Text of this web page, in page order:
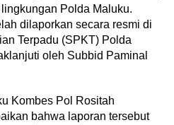
Polda Maluku.
dilaporkan secara resmi di
Terpadu (SPKT) Polda
oleh Subbid Paminal
Kombes Pol Rositah
bahwa laporan tersebut